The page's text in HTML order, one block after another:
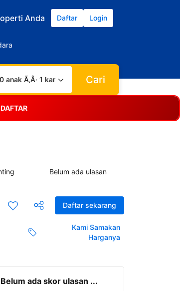
Anda Daftar Login
anak Ã‚Â· 1 kamar Cari
DAFTAR
Belum ada ulasan
Daftar sekarang
Kami Samakan
Harganya
Belum ada skor ulasan ...